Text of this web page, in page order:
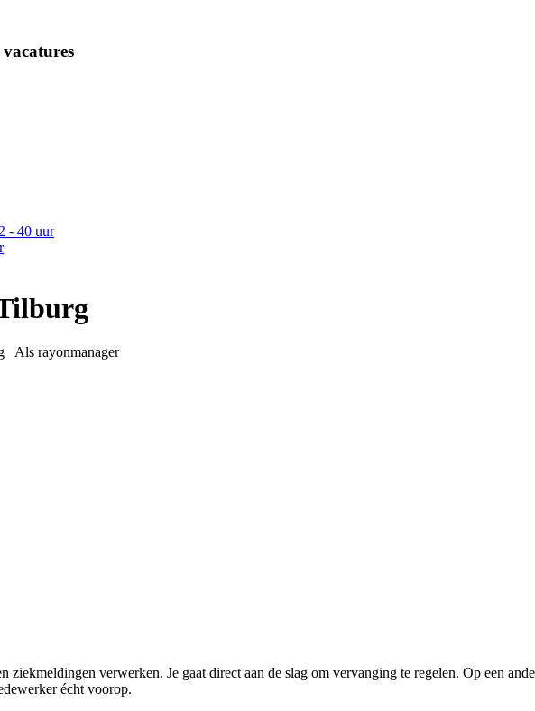
- 40 uur
Als rayonmanager
verwerken. Je gaat direct aan de slag om vervanging te regelen. Op een
écht voorop.